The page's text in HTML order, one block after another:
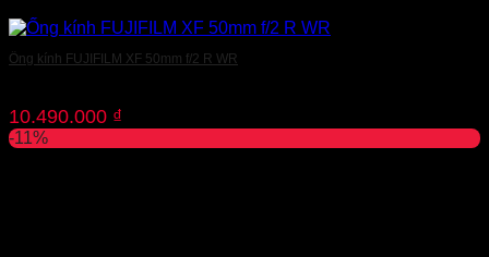
Ống kính FUJIFILM XF 50mm f/2 R WR
10.490.000 ₫
-11%